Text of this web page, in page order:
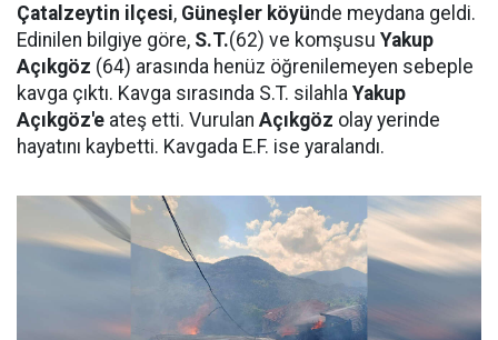
Çatalzeytin ilçesi, Güneşler köyünde meydana geldi.
Edinilen bilgiye göre, S.T.(62) ve komşusu Yakup
Açıkgöz (64) arasında henüz öğrenilemeyen sebeple
kavga çıktı. Kavga sırasında S.T. silahla Yakup
Açıkgöz'e ateş etti. Vurulan Açıkgöz olay yerinde
hayatını kaybetti. Kavgada E.F. ise yaralandı.